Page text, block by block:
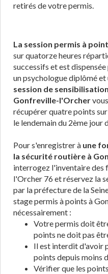
retirés de votre permis.
La session permis à
sur quatorze heures
successifs et est
un psychologue diplômé
session de
Gonfreville-l'Orcher
récupérer quatre points
le lendemain du 2ème jour
Pour s'enregistrer à une
la sécurité routière à
interrogez l'inventaire des
l'Orcher 76 et réservez la
par la préfecture de la
stage permis à points à
nécessairement :
Votre permis doit
points ne doit pas
Il est interdit d'avoir
points depuis moins
Vérifier que les